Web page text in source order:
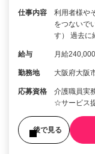
仕事内容
利用者様や
をつないで
す） 過去に
給与 月給
勤務地 大阪府大阪
応募資格
介護職員実
☆サービス
後で見る